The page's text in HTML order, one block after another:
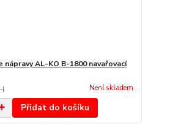
nápravy AL-KO B-1800 navařovací
Není skladem
Přidat do košíku